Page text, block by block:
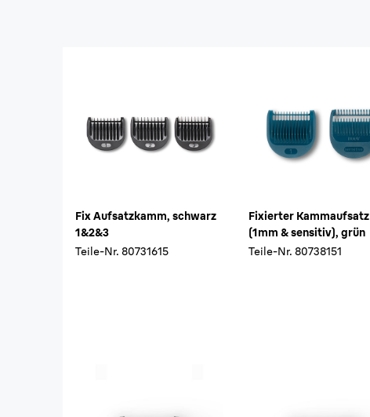
Fix Aufsatzkamm, schwarz
1&2&3
Teile-Nr. 80731615
Fixierter Kammaufsatz
(1mm & sensitiv), grün
Teile-Nr. 80738151